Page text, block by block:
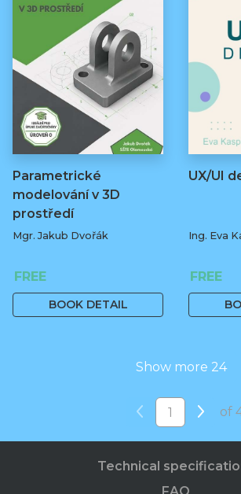
Parametrické
modelování v 3D
prostředí
Mgr. Jakub Dvořák
FREE
BOOK DETAIL
UX/UI
Ing. Eva
FREE
Show more 24
of
Technical
FAQ